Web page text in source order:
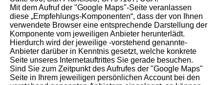
Mit dem Aufruf der "Google Maps"-Seite veranlassen
diese „Empfehlungs-Komponenten“, dass der von Ihnen
verwendete Browser eine entsprechende Darstellung der
Komponente vom jeweiligen Anbieter herunterlädt.
Hierdurch wird der jeweilige -vorstehend genannte-
Anbieter darüber in Kenntnis gesetzt, welche konkrete
Seite unseres Internetauftrittes Sie gerade besuchen.
Sind Sie zum Zeitpunkt des Aufrufes der "Google Maps"
Seite in Ihrem jeweiligen persönlichen Account bei den